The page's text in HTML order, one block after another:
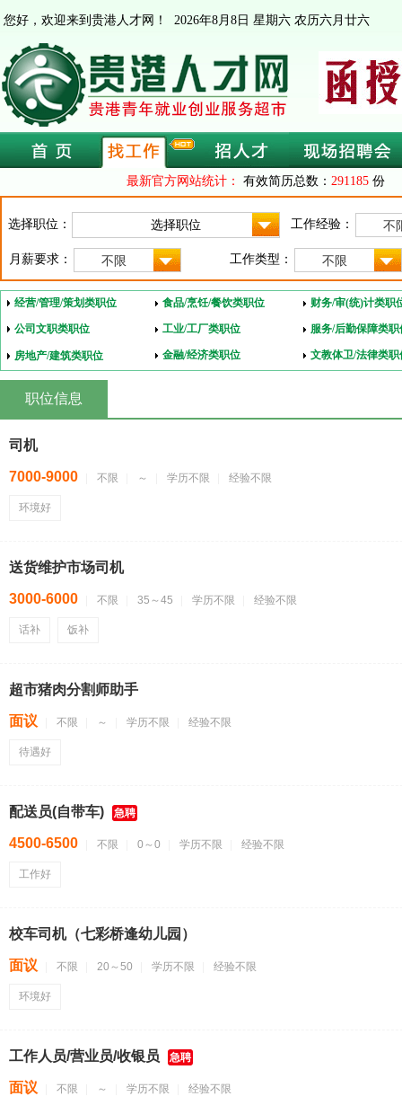
您好，欢迎来到贵港人才网！ 2026年8月8日 星期六 农历六月廿六
最新官方网站统计： 有效简历总数： 291185 份
选择职位： 工作经验： 不
月薪要求： 不限 工作类型： 不限
经营/管理/策划类职位 食品/烹饪/餐饮类职位 财务/审(统)计类职
公司文职类职位 工业/工厂类职位 服务/后勤保障类职
房地产/建筑类职位 金融/经济类职位 文教体卫/法律类职
职位信息
司机
7000-9000 不限 ～ 学历不限 经验不限
环境好
送货维护市场司机
3000-6000 不限 35～45 学历不限 经验不限
话补 饭补
超市猪肉分割师助手
面议 不限 ～ 学历不限 经验不限
待遇好
配送员(自带车) 急聘
4500-6500 不限 0～0 学历不限 经验不限
工作好
校车司机（七彩桥逢幼儿园）
面议 不限 20～50 学历不限 经验不限
环境好
工作人员/营业员/收银员 急聘
面议 不限 ～ 学历不限 经验不限